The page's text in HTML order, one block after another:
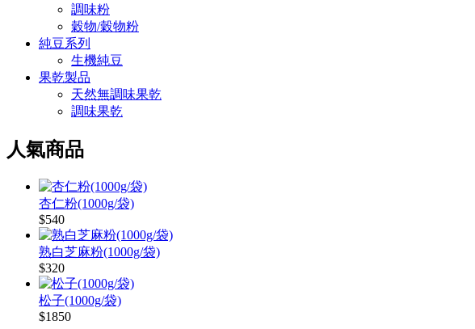
調味粉
穀物/穀物粉
純豆系列
生機純豆
果乾製品
天然無調味果乾
調味果乾
人氣商品
杏仁粉(1000g/袋)
$540
熟白芝麻粉(1000g/袋)
$320
松子(1000g/袋)
$1850